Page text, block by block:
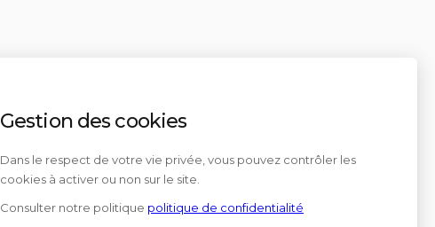
Gestion des cookies
Dans le respect de votre vie privée, vous pouvez contrôler les
cookies à activer ou non sur le site.
Consulter notre politique politique de confidentialité